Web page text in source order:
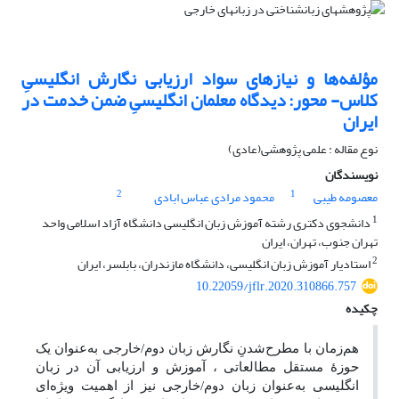
مؤلفه‌ها و نیازهای سواد ارزیابی نگارش انگلیسیِ
کلاس- محور: دیدگاه معلمان انگلیسیِ ضمن خدمت در
ایران
نوع مقاله : علمی پژوهشی(عادی)
نویسندگان
معصومه طیبی
1 محمود مرادی عباس ابادی
2
1 دانشجوی دکتری رشته آموزش زبان انگلیسی دانشگاه آزاد اسلامی واحد
تهران جنوب، تهران، ایران
2استادیار آموزش زبان انگلیسی، دانشگاه مازندران، بابلسر، ایران
10.22059/jflr.2020.310866.757
چکیده
هم‌زمان با مطرح‌شدنِ نگارش زبان دوم/خارجی به‌عنوان یک
حوزۀ مستقل مطالعاتی ، آموزش و ارزیابی آن در زبان
انگلیسی به‌عنوان زبان دوم/خارجی نیز از اهمیت ویژه‌ای